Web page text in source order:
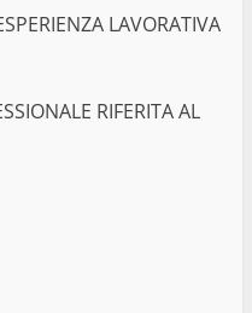
LAVORATIVA
RIFERITA AL